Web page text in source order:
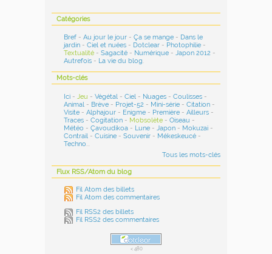
Catégories
Bref -Au jour le jour -Ça se mange - Dans le
jardin -Ciel et nuées - Dotclear - Photophilie -
Textualité -Sagacité - Numérique -Japon 2012 -
Autrefois - La vie du blog.
Mots-clés
Ici -Jeu -Végétal -Ciel - Nuages -Coulisses -
Animal - Brève - Projet-52 - Mini-série -Citation -
Visite -Alphajour - Enigme - Première -Ailleurs -
Traces -Cogitation - Mobsolète -Oiseau -
Météo -Çavoudikoa - Lune -Japon - Mokuzai -
Contrail -Cuisine -Souvenir - Mékeskeucé -
Techno...
Tous les mots-clés
Flux RSS/Atom du blog
Fil Atom des billets
Fil Atom des commentaires
Fil RSS2 des billets
Fil RSS2 des commentaires